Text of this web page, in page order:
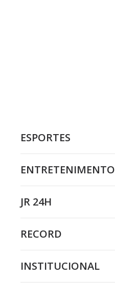
ESPORTES
ENTRETENIMENTO
JR 24H
RECORD
INSTITUCIONAL